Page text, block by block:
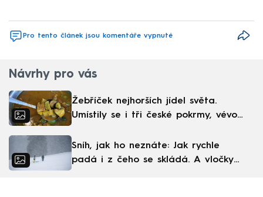
Pro tento článek jsou komentáře vypnuté
Návrhy pro vás
Žebříček nejhorších jídel světa.
Umístily se i tři české pokrmy, vévodí
Sníh, jak ho neznáte: Jak rychle
padá i z čeho se skládá. A vločky